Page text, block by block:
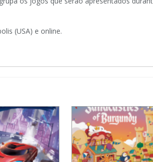
(USA) e online.